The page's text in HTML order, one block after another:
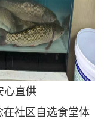
心直供
社区自选食堂体